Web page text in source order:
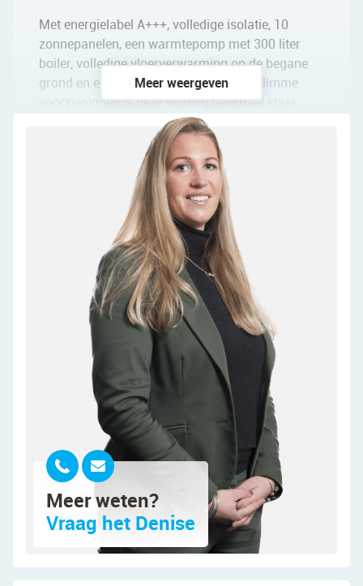
Met energielabel A+++, volledige isolatie, 10
zonnepanelen, een warmtepomp met 300 liter
boiler, volledige vloerverwarming op de begane
grond en eerste verdieping en diverse slimme
voorzieningen is deze woning helemaal klaar
voor de toekomst. Zo zijn alle spotjes smart en
via de telefoon te bedienen, is de buitenverlichting
voorbereid op sensoren en is de woning
voorbereid op domotica. Ook is er een
waterontharder aanwezig. Kortom: vrijstaand,
instapklaar en energiezuinig wonen op een
toplocatie in Assendelft!
We nemen je mee:
• Woongenot: 220.7 m²
• Direct te betrekken
• Royale woonkamer met grote ramen en
schuifpuien
• Luxe maatwerk keuken met Dekton werkblad
• Volledig voorzien van Miele apparatuur
• Alle kranen van Hotbath
• Vier ruime slaapkamers
• Moderne badkamer met toilet, dubbele wastafel
en inloopdouche
• Tweede badkamer op de tweede verdieping,
waar nog de puntjes op i gezet dienen te worden
• Grote en fraai afgewerkte zolderkamer
• Zolderverdieping voorbereid voor badkamer en
Meer weergeven
Meer weten?
Vraag het Denise